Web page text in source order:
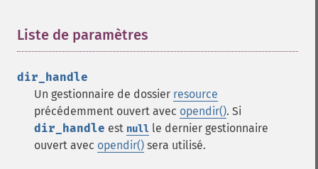
Liste de paramètres
dir_handle
Un gestionnaire de dossier resource
précédemment ouvert avec opendir(). Si
dir_handle est null le dernier gestionnaire
ouvert avec opendir() sera utilisé.